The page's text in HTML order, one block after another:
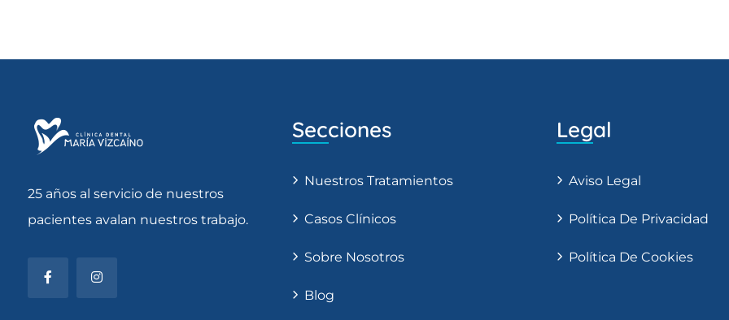
25 años al servicio de nuestros
pacientes avalan nuestros trabajo.
Secciones
Nuestros Tratamientos
Casos Clínicos
Sobre Nosotros
Blog
Legal
Aviso Legal
Política De Privacidad
Política De Cookies